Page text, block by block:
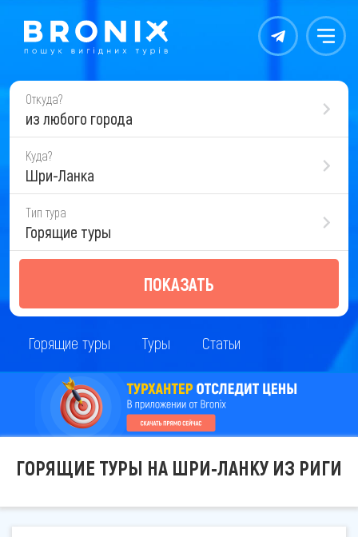
Контакты Меню
Откуда?
из любого города
Куда?
Шри-Ланка
Тип тура
Горящие туры
ПОКАЗАТЬ
Горящие туры Туры Статьи
ГОРЯЩИЕ ТУРЫ НА ШРИ-ЛАНКУ ИЗ РИГИ